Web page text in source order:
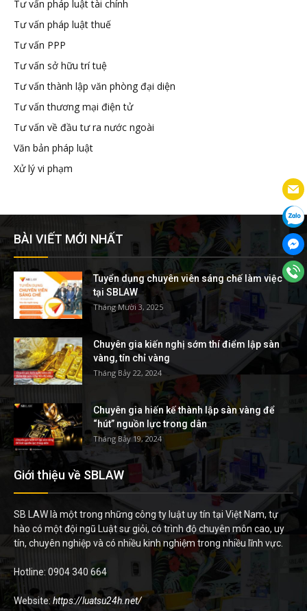
Tư vấn pháp luật tài chính
Tư vấn pháp luật thuế
Tư vấn PPP
Tư vấn sở hữu trí tuệ
Tư vấn thành lập văn phòng đại diện
Tư vấn thương mại điện tử
Tư vấn về đầu tư ra nước ngoài
Văn bản pháp luật
Xử lý vi phạm
BÀI VIẾT MỚI NHẤT
Tuyển dụng chuyên viên sáng chế làm việc
tại SBLAW
Tháng Mười 3, 2025
Chuyên gia kiến nghị sớm thí điểm lập sàn
vàng, tín chỉ vàng
Tháng Bảy 22, 2024
Chuyên gia hiến kế thành lập sàn vàng để
“hút” nguồn lực trong dân
Tháng Bảy 19, 2024
Giới thiệu về SBLAW
SB LAW là một trong những công ty luật uy tín tại Việt Nam, tự
hào có một đội ngũ Luật sư giỏi, có trình độ chuyên môn cao, uy
tín, chuyên nghiệp và có nhiều kinh nghiệm trong nhiều lĩnh vực.
Hotline: 0904 340 664
Website: https://luatsu24h.net/